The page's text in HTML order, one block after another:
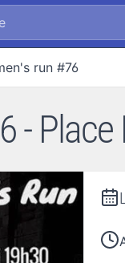
run #76
-